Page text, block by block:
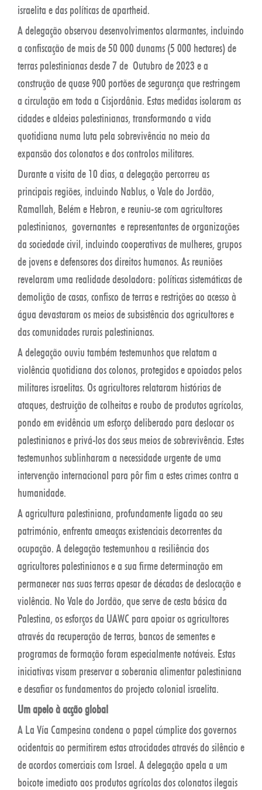
israelita e das políticas de apartheid.
A delegação observou desenvolvimentos alarmantes, incluindo
a confiscação de mais de 50 000 dunams (5 000 hectares) de
terras palestinianas desde 7 de Outubro de 2023 e a
construção de quase 900 portões de segurança que restringem
a circulação em toda a Cisjordânia. Estas medidas isolaram as
cidades e aldeias palestinianas, transformando a vida
quotidiana numa luta pela sobrevivência no meio da
expansão dos colonatos e dos controlos militares.
Durante a visita de 10 dias, a delegação percorreu as
principais regiões, incluindo Nablus, o Vale do Jordão,
Ramallah, Belém e Hebron, e reuniu-se com agricultores
palestinianos, governantes e representantes de organizações
da sociedade civil, incluindo cooperativas de mulheres, grupos
de jovens e defensores dos direitos humanos. As reuniões
revelaram uma realidade desoladora: políticas sistemáticas de
demolição de casas, confisco de terras e restrições ao acesso à
água devastaram os meios de subsistência dos agricultores e
das comunidades rurais palestinianas.
A delegação ouviu também testemunhos que relatam a
violência quotidiana dos colonos, protegidos e apoiados pelos
militares israelitas. Os agricultores relataram histórias de
ataques, destruição de colheitas e roubo de produtos agrícolas,
pondo em evidência um esforço deliberado para deslocar os
palestinianos e privá-los dos seus meios de sobrevivência. Estes
testemunhos sublinharam a necessidade urgente de uma
intervenção internacional para pôr fim a estes crimes contra a
humanidade.
A agricultura palestiniana, profundamente ligada ao seu
património, enfrenta ameaças existenciais decorrentes da
ocupação. A delegação testemunhou a resiliência dos
agricultores palestinianos e a sua firme determinação em
permanecer nas suas terras apesar de décadas de deslocação e
violência. No Vale do Jordão, que serve de cesta básica da
Palestina, os esforços da UAWC para apoiar os agricultores
através da recuperação de terras, bancos de sementes e
programas de formação foram especialmente notáveis. Estas
iniciativas visam preservar a soberania alimentar palestiniana
e desafiar os fundamentos do projecto colonial israelita.
Um apelo à acção global
A La Vía Campesina condena o papel cúmplice dos governos
ocidentais ao permitirem estas atrocidades através do silêncio e
de acordos comerciais com Israel. A delegação apela a um
boicote imediato aos produtos agrícolas dos colonatos ilegais